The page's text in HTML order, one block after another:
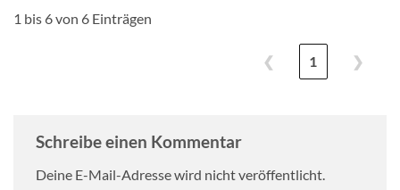
1 bis 6 von 6 Einträgen
❮ 1 ❯
Schreibe einen Kommentar
Deine E-Mail-Adresse wird nicht veröffentlicht.